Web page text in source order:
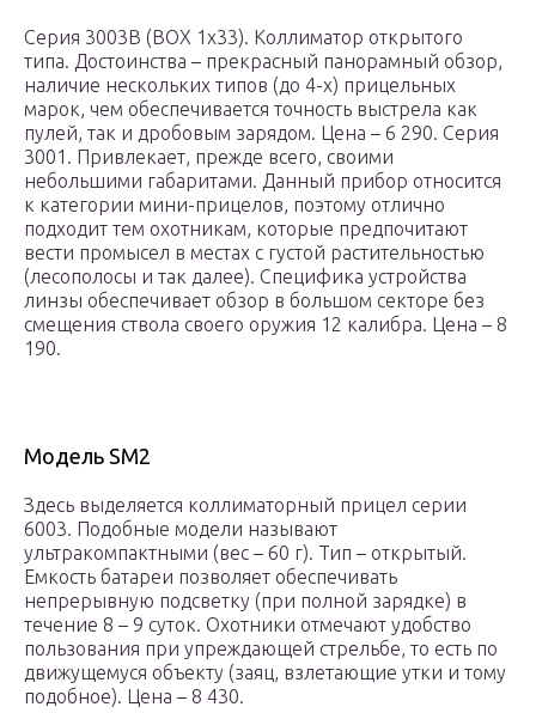
Серия 3003B (BOX 1х33). Коллиматор открытого
типа. Достоинства – прекрасный панорамный обзор,
наличие нескольких типов (до 4-х) прицельных
марок, чем обеспечивается точность выстрела как
пулей, так и дробовым зарядом. Цена – 6 290. Серия
3001. Привлекает, прежде всего, своими
небольшими габаритами. Данный прибор относится
к категории мини-прицелов, поэтому отлично
подходит тем охотникам, которые предпочитают
вести промысел в местах с густой растительностью
(лесополосы и так далее). Специфика устройства
линзы обеспечивает обзор в большом секторе без
смещения ствола своего оружия 12 калибра. Цена – 8
190.
Модель SM2
Здесь выделяется коллиматорный прицел серии
6003. Подобные модели называют
ультракомпактными (вес – 60 г). Тип – открытый.
Емкость батареи позволяет обеспечивать
непрерывную подсветку (при полной зарядке) в
течение 8 – 9 суток. Охотники отмечают удобство
пользования при упреждающей стрельбе, то есть по
движущемуся объекту (заяц, взлетающие утки и тому
подобное). Цена – 8 430.